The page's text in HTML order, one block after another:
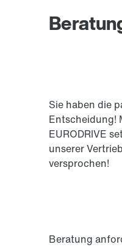
Sie haben die
Entscheidung!
EURODRIVE
unserer
versprochen!
Beratung